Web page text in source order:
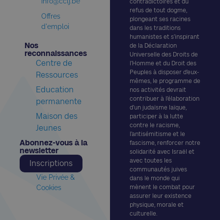
contradictoires et du
refus de tout dogme,
plongeant ses racines
dans les traditions
humanistes et s’inspirant
de la Déclaration
Universelle des Droits de
l’Homme et du Droit des
Peuples à disposer d’eux-
mêmes, le programme de
nos activités devrait
contribuer à l’élaboration
d’un judaïsme laïque,
participer à la lutte
contre le racisme,
l’antisémitisme et le
fascisme, renforcer notre
solidarité avec Israël et
avec toutes les
communautés juives
dans le monde qui
mènent le combat pour
assurer leur existence
physique, morale et
culturelle.
Offres
d'emploi
Nos
reconnaissances​
Centre de
Ressources
Education
permanente
Maison des
Jeunes
Abonnez-vous à la
newsletter​
Inscriptions
Vie Privée &
Cookies